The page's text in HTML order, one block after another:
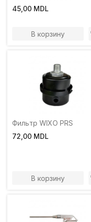
45,00 MDL
В корзину
Фильтр WIXO PRS
72,00 MDL
В корзину